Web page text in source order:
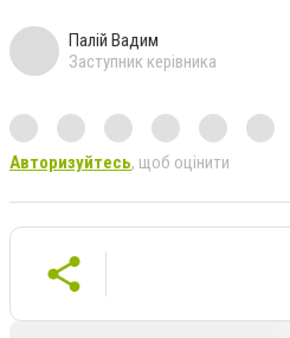
Палій Вадим
Заступник керівника
Авторизуйтесь, щоб оцінити